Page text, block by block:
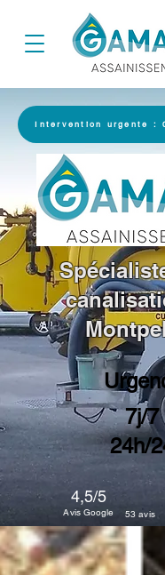
Intervention urgente :
7j/7
24h/
4,5/5
Avis Google 53 avis